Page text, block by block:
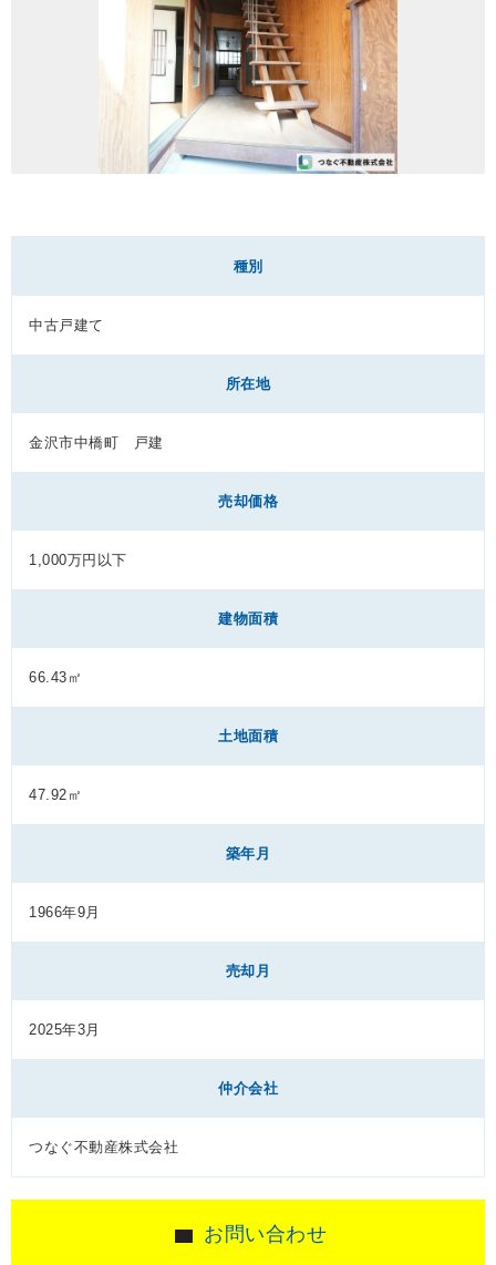
種別
中古戸建て
所在地
金沢市中橋町 戸建
売却価格
1,000万円以下
建物面積
66.43㎡
土地面積
47.92㎡
築年月
1966年9月
売却月
2025年3月
仲介会社
つなぐ不動産株式会社
お問い合わせ